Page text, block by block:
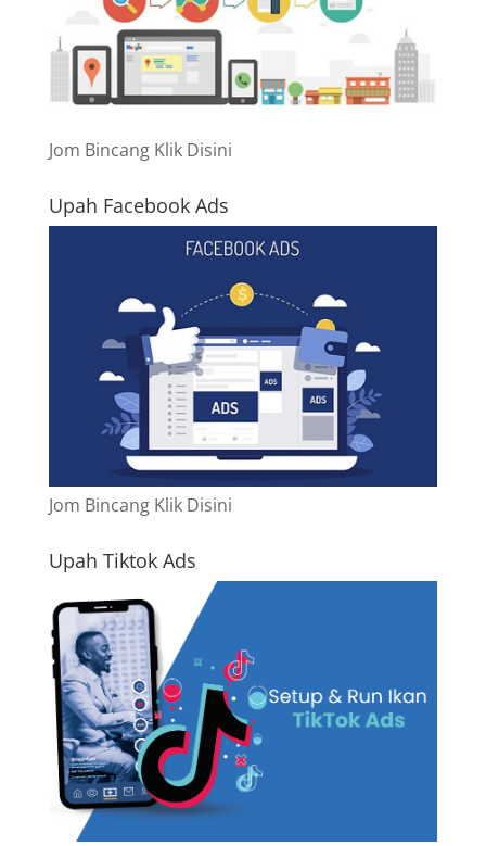
Jom Bincang Klik Disini
Upah Facebook Ads
Jom Bincang Klik Disini
Upah Tiktok Ads